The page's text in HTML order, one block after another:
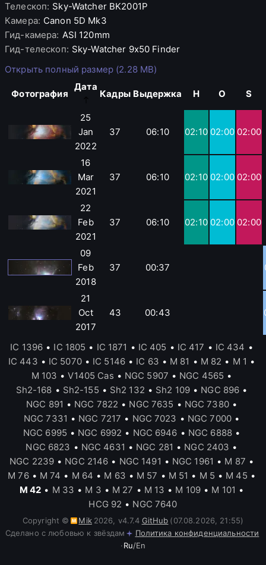
Телескоп: Sky-Watcher BK2001P
Камера: Canon 5D Mk3
Гид-камера: ASI 120mm
Гид-телескоп: Sky-Watcher 9x50 Finder
Открыть полный размер (2.28 MB)
Фотография
Дата
Кадры Выдержка H O S
25
Jan
2022
37 06:10 02:10 02:00 02:00
16
Mar
2021
37 06:10 02:10 02:00 02:00
22
Feb
2021
37 06:10 02:10 02:00 02:00
09
Feb
2018
37 00:37
21
Oct
2017
43 00:43
IC 1396 • IC 1805 • IC 1871 • IC 405 • IC 417 • IC 434 •
IC 443 • IC 5070 • IC 5146 • IC 63 • M 81 • M 82 • M 1 •
M 103 • V1405 Cas • NGC 5907 • NGC 4565 •
Sh2-168 • Sh2-155 • Sh2 132 • Sh2 109 • NGC 896 •
NGC 891 • NGC 7822 • NGC 7635 • NGC 7380 •
NGC 7331 • NGC 7217 • NGC 7023 • NGC 7000 •
NGC 6995 • NGC 6992 • NGC 6946 • NGC 6888 •
NGC 6823 • NGC 4631 • NGC 281 • NGC 2403 •
NGC 2239 • NGC 2146 • NGC 1491 • NGC 1961 • M 87 •
M 76 • M 74 • M 64 • M 63 • M 57 • M 51 • M 5 • M 45 •
M 42 • M 33 • M 3 • M 27 • M 13 • M 109 • M 101 •
HCG 92 • NGC 7640
Copyright © Mik 2026 v4.7.4 GitHub (07.08.2026, 21:55)
Сделано с любовью к звёздам
Политика конфиденциальности
·Ru/En